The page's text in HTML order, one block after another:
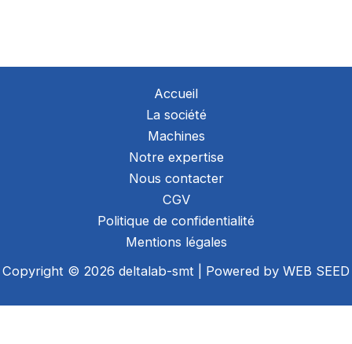
Accueil
La société
Machines
Notre expertise
Nous contacter
CGV
Politique de confidentialité
Mentions légales
Copyright © 2026 deltalab-smt | Powered by WEB SEED